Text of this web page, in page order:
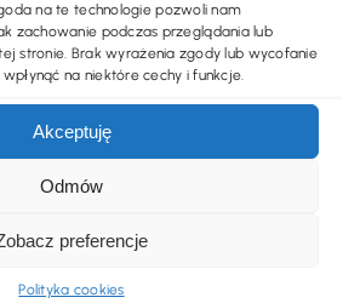
na te technologie pozwoli nam
zachowanie podczas przeglądania lub
stronie. Brak wyrażenia zgody lub wycofanie
na niektóre cechy i funkcje.
Akceptuję
Odmów
preferencje
Polityka cookies